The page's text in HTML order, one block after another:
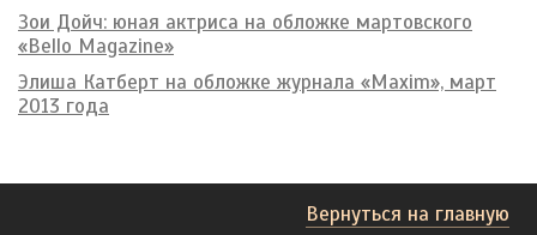
Зои Дойч: юная актриса на обложке мартовского
«Bello Magazine»
Элиша Катберт на обложке журнала «Maxim», март
2013 года
Вернуться на главную